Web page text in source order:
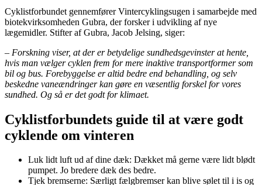
Cyklistforbundet gennemfører Vintercyklingsugen i samarbejde med
biotekvirksomheden Gubra, der forsker i udvikling af nye
lægemidler. Stifter af Gubra, Jacob Jelsing, siger:
– Forskning viser, at der er betydelige sundhedsgevinster at hente,
hvis man vælger cyklen frem for mere inaktive transportformer som
bil og bus. Forebyggelse er altid bedre end behandling, og selv
beskedne vaneændringer kan gøre en væsentlig forskel for vores
sundhed. Og så er det godt for klimaet.
Cyklistforbundets guide til at være godt
cyklende om vinteren
Luk lidt luft ud af dine dæk: Dækket må gerne være lidt blødt
pumpet. Jo bredere dæk des bedre.
Tjek bremserne: Særligt fælgbremser kan blive sølet til i is og